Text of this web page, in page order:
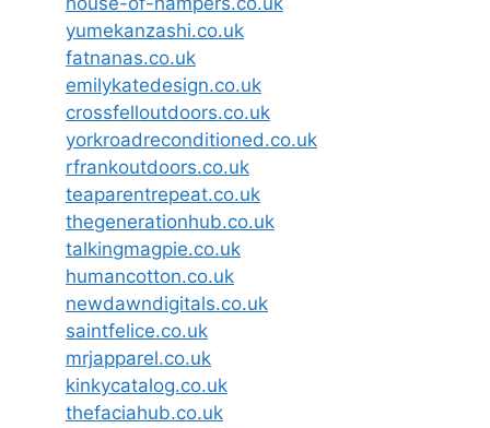
yumekanzashi.co.uk
fatnanas.co.uk
emilykatedesign.co.uk
crossfelloutdoors.co.uk
yorkroadreconditioned.co.uk
rfrankoutdoors.co.uk
teaparentrepeat.co.uk
thegenerationhub.co.uk
talkingmagpie.co.uk
humancotton.co.uk
newdawndigitals.co.uk
saintfelice.co.uk
mrjapparel.co.uk
kinkycatalog.co.uk
thefaciahub.co.uk